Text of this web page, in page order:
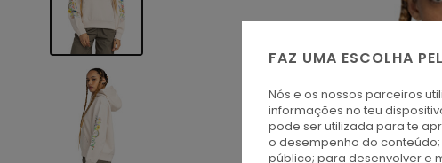
FAZ UMA ESCOLHA
Nós e os nossos parceiros
informações no teu
pode ser utilizada para te
o desempenho do
público; para desenvolver e